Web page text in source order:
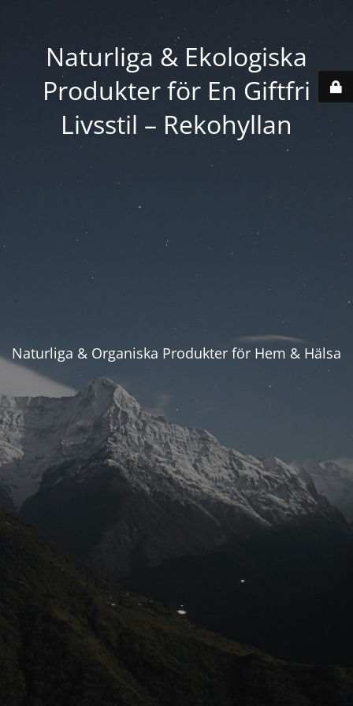
Naturliga & Ekologiska
Produkter för En Giftfri
Livsstil – Rekohyllan
Naturliga & Organiska Produkter för Hem & Hälsa